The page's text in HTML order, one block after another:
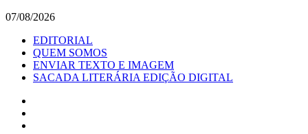
07/08/2026
EDITORIAL
QUEM SOMOS
ENVIAR TEXTO E IMAGEM
SACADA LITERÁRIA EDIÇÃO DIGITAL